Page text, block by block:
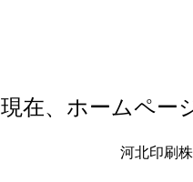
現在、ホームペー
河北印刷